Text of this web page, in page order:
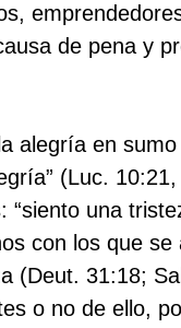
de pena y
alegría en
(Luc. 10:21,
una
con los que se
(Deut. 31:18;
o no de ello,